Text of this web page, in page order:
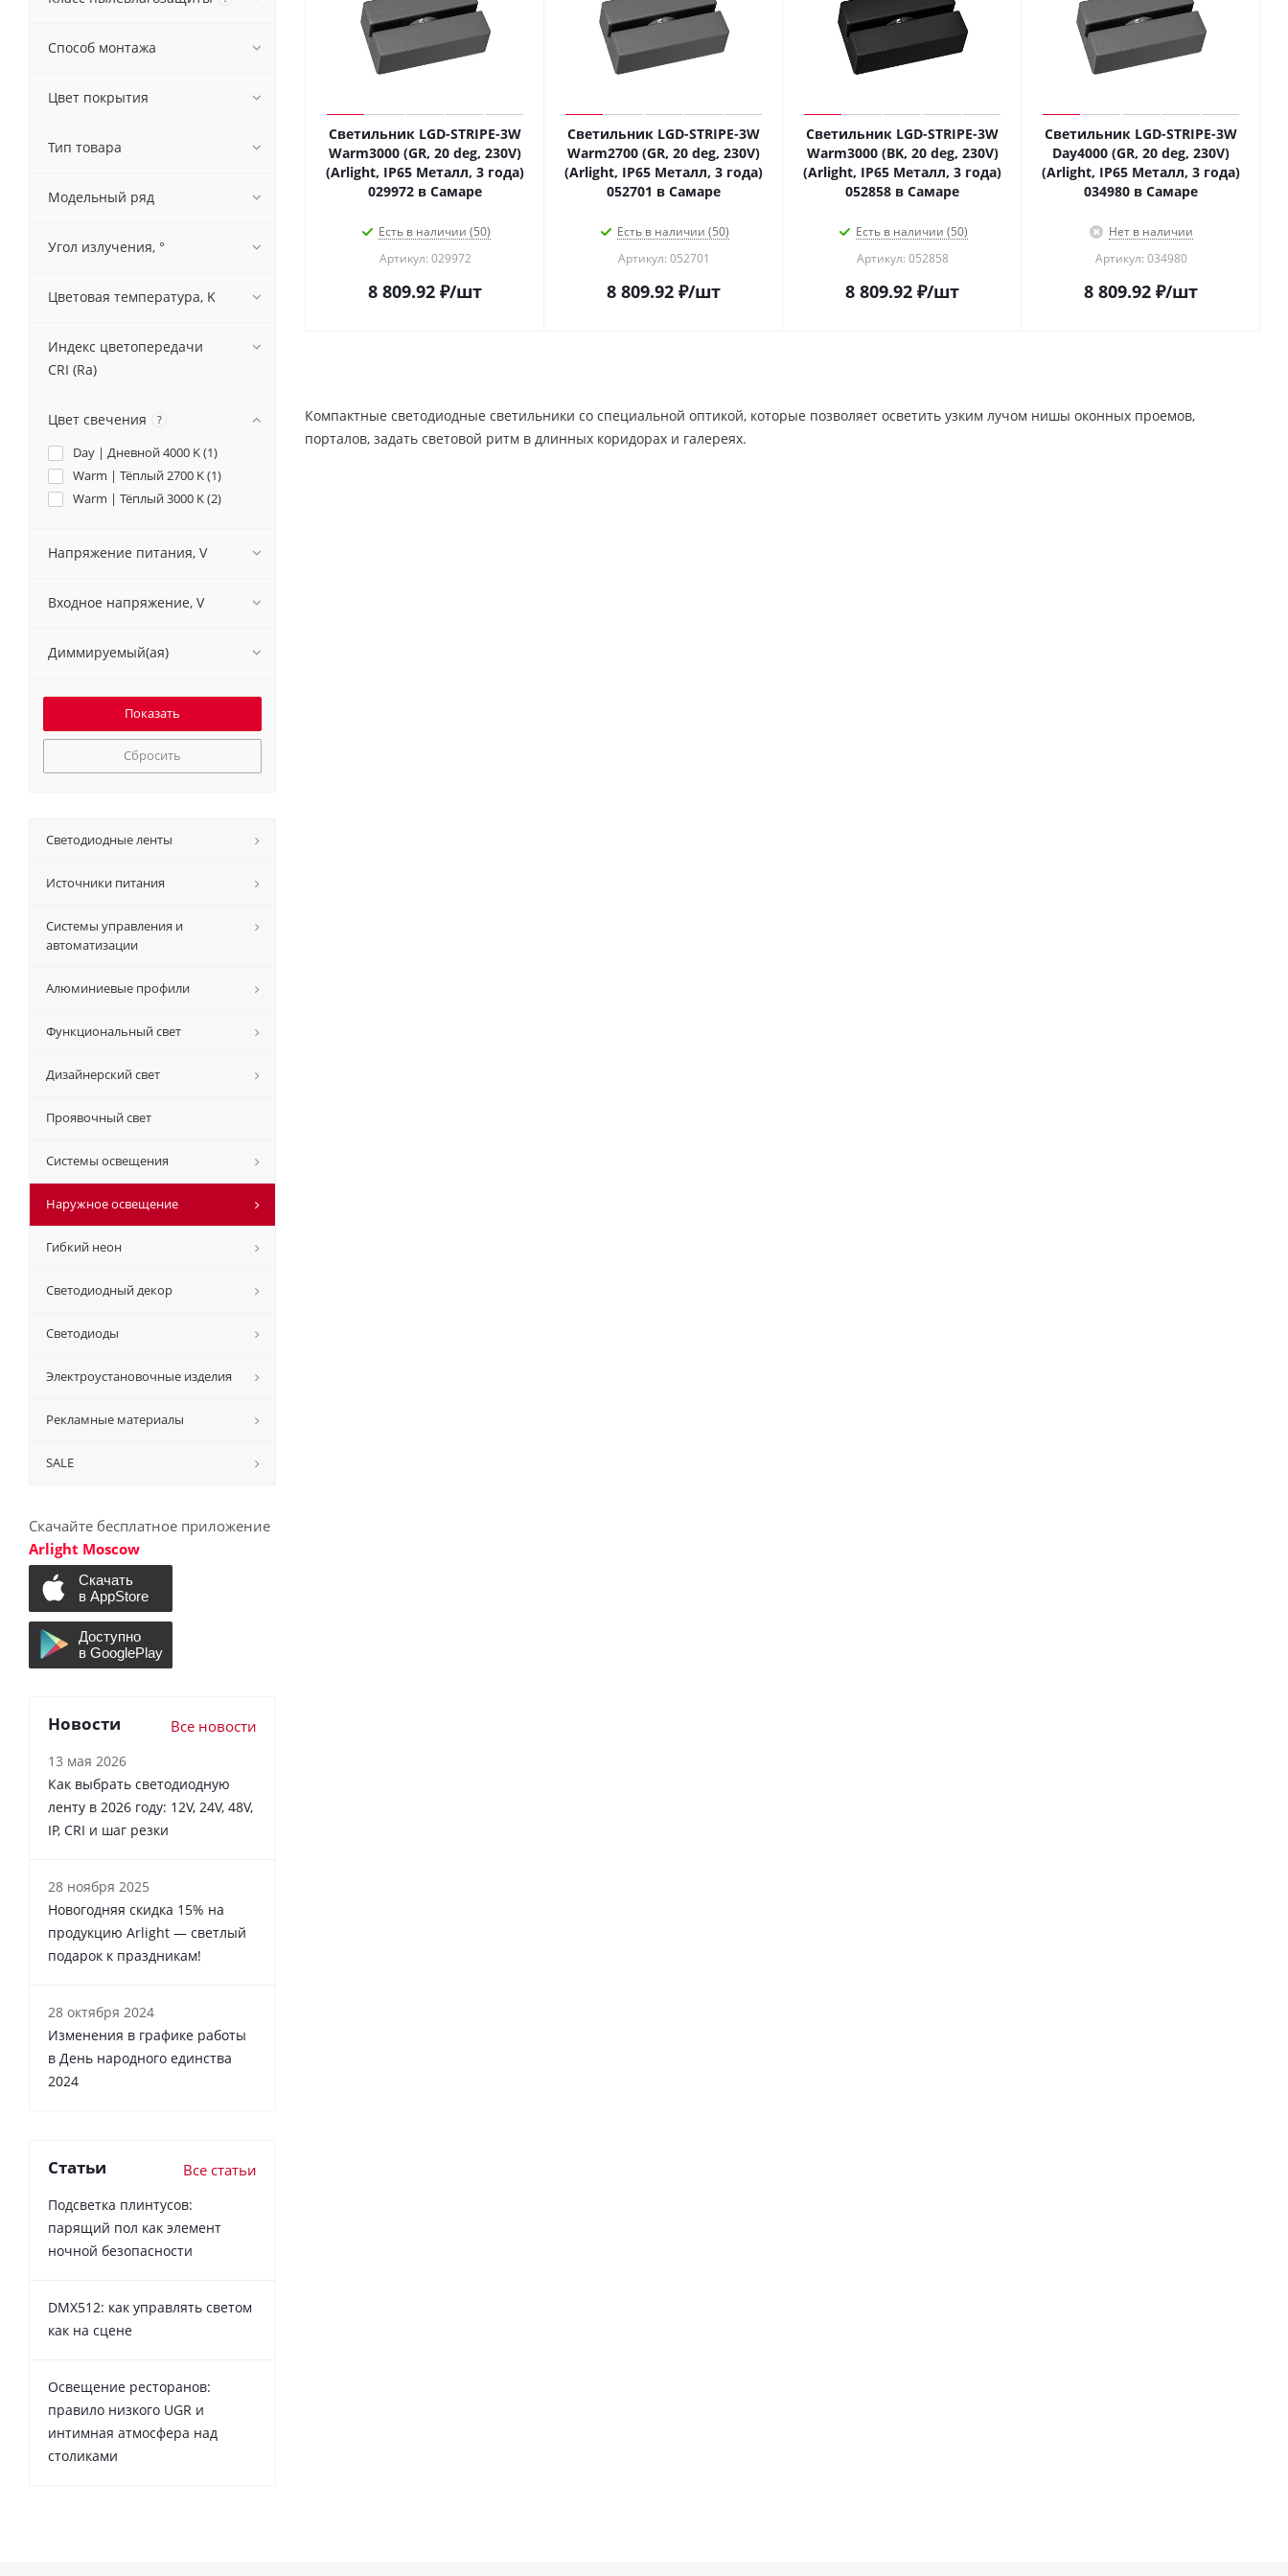
Светильник LGD-STRIPE-3W
Warm3000 (GR, 20 deg, 230V)
(Arlight, IP65 Металл, 3 года)
029972 в Самаре
Есть в наличии (50)
Артикул: 029972
8 809.92 ₽/шт
Светильник LGD-STRIPE-3W
Warm2700 (GR, 20 deg, 230V)
(Arlight, IP65 Металл, 3 года)
052701 в Самаре
Есть в наличии (50)
Артикул: 052701
8 809.92 ₽/шт
Светильник LGD-STRIPE-3W
Warm3000 (BK, 20 deg, 230V)
(Arlight, IP65 Металл, 3 года)
052858 в Самаре
Есть в наличии (50)
Артикул: 052858
8 809.92 ₽/шт
Светильник LGD-STRIPE-3W
Day4000 (GR, 20 deg, 230V)
(Arlight, IP65 Металл, 3 года)
034980 в Самаре
Нет в наличии
Артикул: 034980
8 809.92 ₽/шт
Компактные светодиодные светильники со специальной оптикой, которые позволяет осветить узким лучoм нишы оконных проемов,
порталов, задать световой ритм в длинных коридорах и галереях.
Способ монтажа
Цвет покрытия
Тип товара
Модельный ряд
Угол излучения, °
Цветовая температура, K
Индекс цветопередачи
CRI (Ra)
Цвет свечения ?
Day | Дневной 4000 K (1)
Warm | Тёплый 2700 K (1)
Warm | Тёплый 3000 K (2)
Напряжение питания, V
Входное напряжение, V
Диммируемый(ая)
Сбросить
Светодиодные ленты
Источники питания
Системы управления и
автоматизации
Алюминиевые профили
Функциональный свет
Дизайнерский свет
Проявочный свет
Системы освещения
Наружное освещение
Гибкий неон
Светодиодный декор
Светодиоды
Электроустановочные изделия
Рекламные материалы
SALE
Скачайте бесплатное приложение
Arlight Moscow
Новости Все новости
13 мая 2026
Как выбрать светодиодную
ленту в 2026 году: 12V, 24V, 48V,
IP, CRI и шаг резки
28 ноября 2025
Новогодняя скидка 15% на
продукцию Arlight — светлый
подарок к праздникам!
28 октября 2024
Изменения в графике работы
в День народного единства
2024
Статьи Все статьи
Подсветка плинтусов:
парящий пол как элемент
ночной безопасности
DMX512: как управлять светом
как на сцене
Освещение ресторанов:
правило низкого UGR и
интимная атмосфера над
столиками